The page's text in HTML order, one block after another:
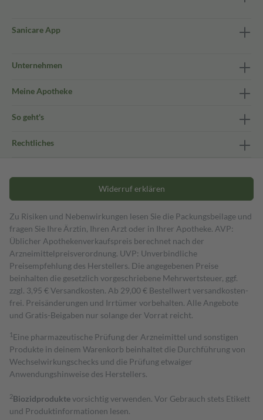
Sanicare App
Unternehmen
Meine Apotheke
So geht's
Rechtliches
Widerruf erklären
Zu Risiken und Nebenwirkungen lesen Sie die Packungsbeilage und
fragen Sie Ihre Ärztin, Ihren Arzt oder in Ihrer Apotheke. AVP:
Üblicher Apothekenverkaufspreis berechnet nach der
Arzneimittelpreisverordnung. UVP: Unverbindliche
Preisempfehlung des Herstellers. Die angegebenen Preise
beinhalten die gesetzlich vorgeschriebene Mehrwertsteuer, ggf.
zzgl. 3,95 € Versandkosten. Ab 29,00 € Bestell­wert versand­kosten­
frei. Preisänderungen und Irrtümer vorbehalten. Alle Angebote
und Gratis-Beigaben nur solange der Vorrat reicht.
1 Eine pharmazeutische Prüfung der Arzneimittel und sonstigen
Produkte in deinem Warenkorb beinhaltet die Durchführung von
Wechselwirkungschecks und die Prüfung etwaiger
Anwendungshinweise des Herstellers.
2Biozidproduktevorsichtig verwenden. Vor Gebrauch stets Etikett
und Produktinformationen lesen.